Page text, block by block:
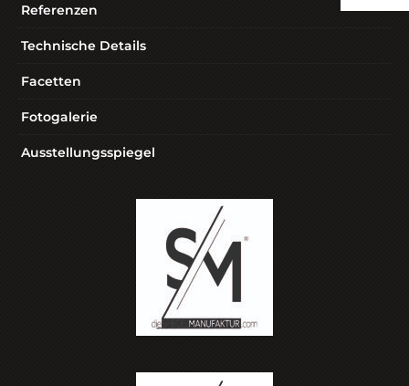
Referenzen
Technische Details
Facetten
Fotogalerie
Ausstellungsspiegel